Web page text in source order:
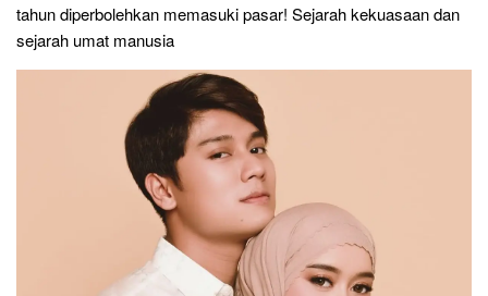
tahun diperbolehkan memasuki pasar! Sejarah kekuasaan dan
sejarah umat manusia